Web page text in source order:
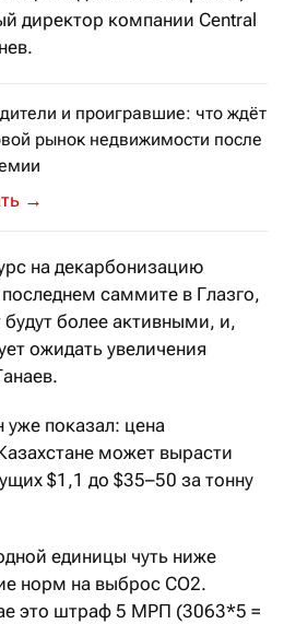
директор компании Central
и проигравшие: что ждёт
рынок недвижимости после
пережил первый
→
на декарбонизацию
саммите в Глазго,
более активными, и,
ожидать увеличения
уже показал: цена
может вырасти
$1,1 до $35–50 за тонну
единицы чуть ниже
норм на выброс CO2.
это штраф 5 МРП (3063*5 =